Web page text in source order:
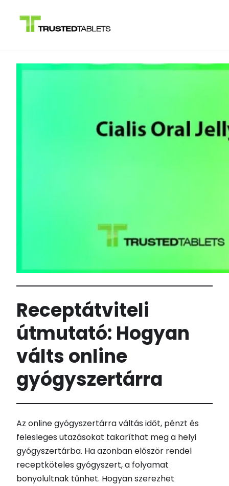
Ugrás
Receptátviteli
útmutató: Hogyan
válts online
gyógyszertárra
Az online gyógyszertárra váltás időt, pénzt és
felesleges utazásokat takaríthat meg a helyi
gyógyszertárba. Ha azonban először rendel
receptköteles gyógyszert, a folyamat
bonyolultnak tűnhet. Hogyan szerezhet